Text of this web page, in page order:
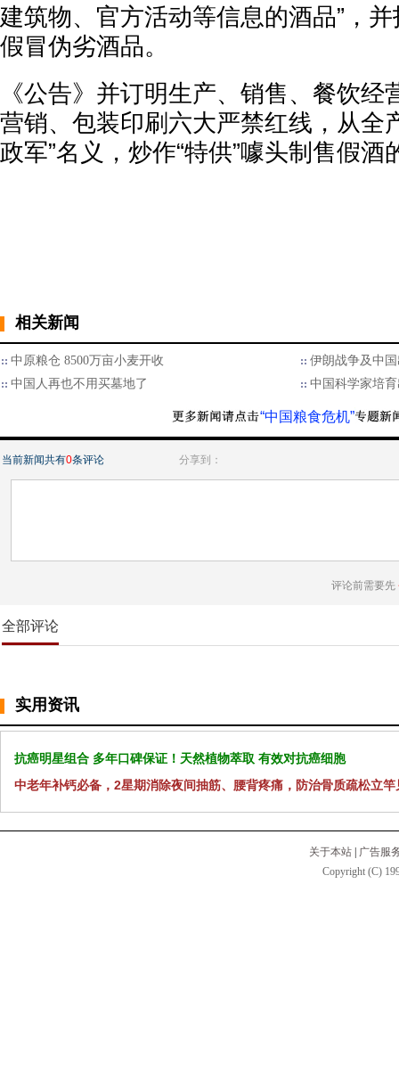
建筑物、官方活动等信息的酒品”，
假冒伪劣酒品。
《公告》并订明生产、销售、餐饮
营销、包装印刷六大严禁红线，从全
政军”名义，炒作“特供”噱头制售假酒
相关新闻
中原粮仓 8500万亩小麦开收
伊朗战争及中
中国人再也不用买墓地了
中国科学家培
“中国粮食危机”
当前新闻共有0条评论 分享到：
评论前需要先
全部评论
实用资讯
抗癌明星组合 多年口碑保证！天然植物萃取 有效对抗癌细胞
中老年补钙必备，2星期消除夜间抽筋、腰背疼痛，防治骨质疏松立竿
关于本站
广告服
Copyright (C)